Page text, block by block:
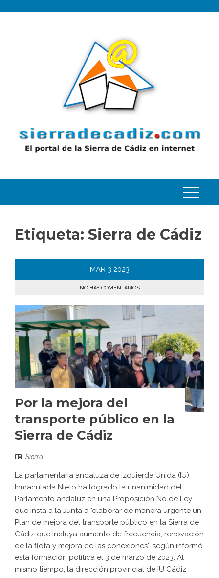
Etiqueta: Sierra de Cádiz
MAR 3 2023
NO HAY COMENTARIOS
Por la mejora del
transporte público en la
Sierra de Cádiz
Sierra
La parlamentaria andaluza de Izquierda Unida (IU)
Inmaculada Nieto ha logrado la unanimidad del
Parlamento andaluz en una Proposición No de Ley
que insta a la Junta a "elaborar de manera urgente un
Plan de mejora del transporte público en la Sierra de
Cádiz que incluya aumento de frecuencia, renovación
de la flota y mejora de las conexiones", según informó
esta formación política el 3 de marzo de 2023. Al
mismo tiempo, la dirección provincial de IU Cádiz,